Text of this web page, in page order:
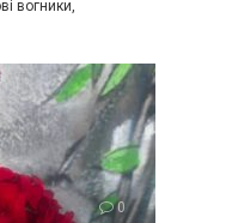
вогники,
0